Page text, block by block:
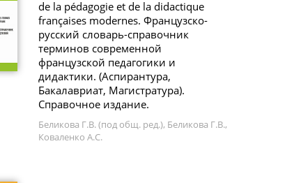
de la pédagogie et de la didactique
françaises modernes. Французско-
русский словарь-справочник
терминов современной
французской педагогики и
дидактики. (Аспирантура,
Бакалавриат, Магистратура).
Справочное издание.
Беликова Г.В. (под общ. ред.), Беликова Г.В.,
Коваленко А.С.